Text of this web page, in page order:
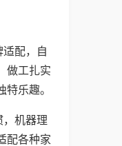
配，自
做工扎实
乐趣。
机器理
配各种家